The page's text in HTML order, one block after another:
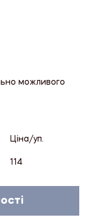
можливого
Ціна/уп.
114